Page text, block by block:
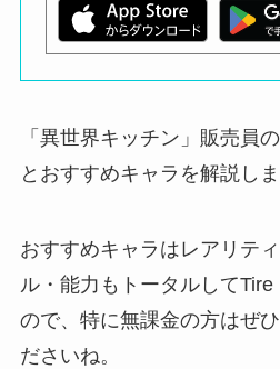
「異世界キッチン」販売員
とおすすめキャラを解説しま
おすすめキャラはレアリテ
ル・能力もトータルして
ので、特に無課金の方はぜ
ださいね。